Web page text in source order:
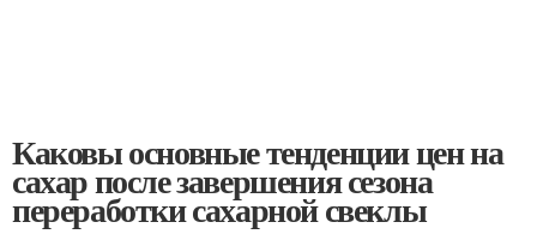
Каковы основные тенденции цен на
сахар после завершения сезона
переработки сахарной свеклы